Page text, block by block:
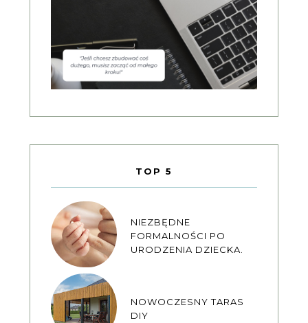
TOP 5
NIEZBĘDNE
FORMALNOŚCI PO
URODZENIA DZIECKA.
NOWOCZESNY TARAS
DIY